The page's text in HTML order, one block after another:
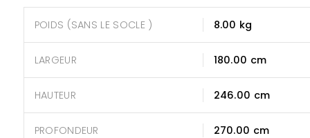
POIDS (SANS LE SOCLE ) 8.00 kg
LARGEUR 180.00 cm
HAUTEUR 246.00 cm
PROFONDEUR 270.00 cm